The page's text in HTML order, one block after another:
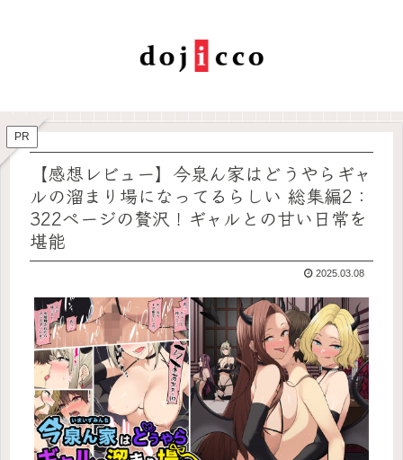
PR
【感想レビュー】今泉ん家はどうやらギャ
ルの溜まり場になってるらしい 総集編2：
322ページの贅沢！ギャルとの甘い日常を
堪能
2025.03.08